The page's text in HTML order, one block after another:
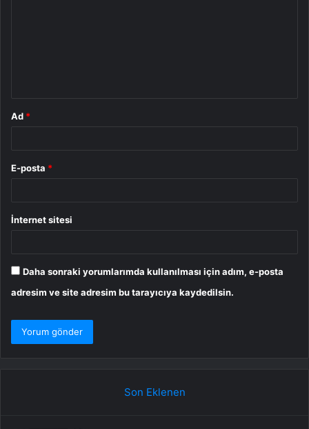
Ad *
E-posta *
İnternet sitesi
Daha sonraki yorumlarımda kullanılması için adım, e-posta
adresim ve site adresim bu tarayıcıya kaydedilsin.
Son Eklenen